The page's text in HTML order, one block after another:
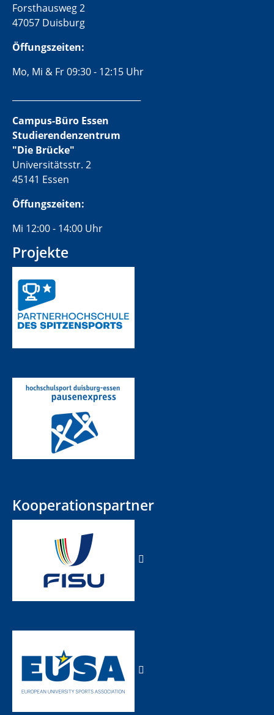
Forsthausweg 2
47057 Duisburg
Öffungszeiten:
Mo, Mi & Fr 09:30 - 12:15 Uhr
Campus-Büro Essen
Studierendenzentrum
"Die Brücke"
Universitätsstr. 2
45141 Essen
Öffungszeiten:
Mi 12:00 - 14:00 Uhr
Projekte
Kooperationspartner